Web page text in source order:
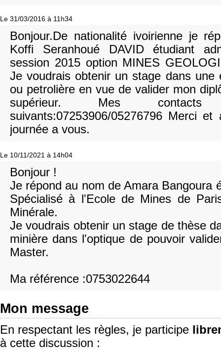
Le 31/03/2016 à 11h34
Bonjour.De nationalité ivoirienne je
Koffi Seranhoué DAVID étudiant
session 2015 option MINES
Je voudrais obtenir un stage dans une
ou petrolière en vue de valider mon
supérieur. Mes
suivants:07253906/05276796 Merci
journée a vous.
Le 10/11/2021 à 14h04
Bonjour !
Je répond au nom de Amara Bangoura
Spécialisé à l'Ecole de Mines de
Minérale.
Je voudrais obtenir un stage de thèse
minière dans l'optique de pouvoir
Master.
Ma référence :0753022644
Mon message
En respectant les règles, je participe
à cette discussion :